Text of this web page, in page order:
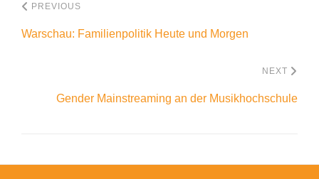
PREVIOUS
Warschau: Familienpolitik Heute und Morgen
NEXT
Gender Mainstreaming an der Musikhochschule